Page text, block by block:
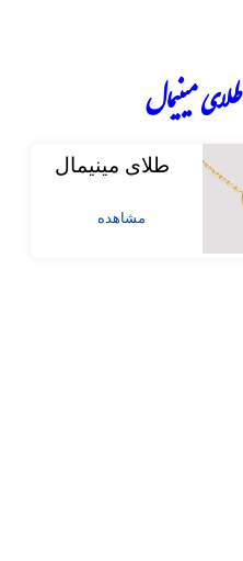
طلای مینیمال
طلای مینیمال
مشاهده